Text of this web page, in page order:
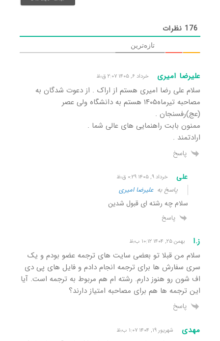
176 نظرات
تازه‌ترین
علیرضا امیری خرداد ۶, ۱۴۰۵ ۲:۰۷ ق٫ظ
سلام علی رضا امیری هستم از اراک . از دعوت شدگان به
مصاحبه تیرماه۱۴۰۵ هستم به دانشگاه ولی عصر
(عج)رفسنجان .
ممنون بابت راهنمایی های عالی شما .
ارادتمند .
پاسخ
علی خرداد ۹, ۱۴۰۵ ۰:۲۹ ق٫ظ
پاسخ بهعلیرضا امیری
سلام چه رشته ای قبول شدین
پاسخ
ز.ا بهمن ۲۵, ۱۴۰۴ ۱۰:۱۲ ب٫ظ
سلام من قبلا تو بعضی سایت های ترجمه عضو بودم و یک
سری سفارش ها برای ترجمه انجام دادم و فایل های پی دی
اف شون رو هنوز دارم. رشته ام هم مربوط به ترجمه است. آیا
این ترجمه ها هم برای مصاحبه امتیاز دارند؟
پاسخ
مهدی شهریور ۱۹, ۱۴۰۴ ۱:۰۷ ب٫ظ